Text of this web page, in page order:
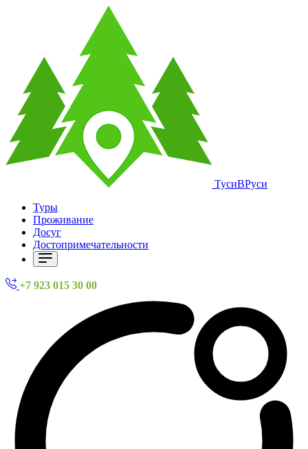
ТусиВРуси
Туры
Проживание
Досуг
Достопримечательности
+7 923 015 30 00